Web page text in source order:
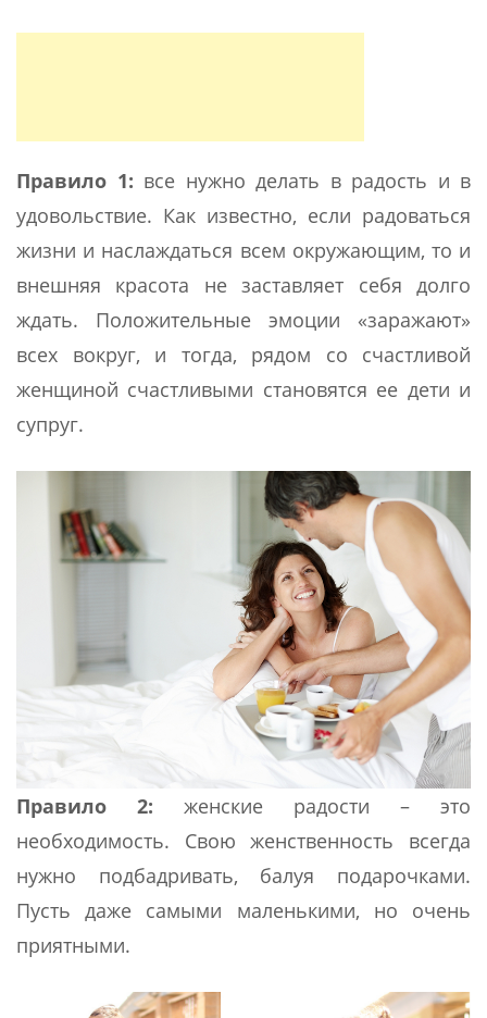
Правило 1: все нужно делать в радость и в
удовольствие. Как известно, если радоваться
жизни и наслаждаться всем окружающим, то и
внешняя красота не заставляет себя долго
ждать. Положительные эмоции «заражают»
всех вокруг, и тогда, рядом со счастливой
женщиной счастливыми становятся ее дети и
супруг.
Правило 2: женские радости – это
необходимость. Свою женственность всегда
нужно подбадривать, балуя подарочками.
Пусть даже самыми маленькими, но очень
приятными.